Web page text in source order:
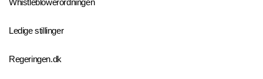
Whistleblowerordningen
Ledige stillinger
Regeringen.dk